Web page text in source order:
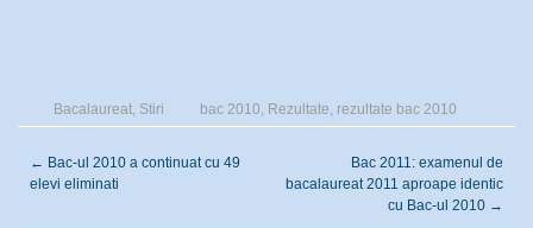
Bacalaureat Stiri bac 2010 Rezultate rezultate bac 2010
← Bac-ul 2010 a continuat cu 49
elevi eliminati
Bac 2011: examenul de
bacalaureat 2011 aproape identic
cu Bac-ul 2010 →